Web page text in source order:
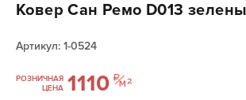
Ковер Сан Ремо D013
Артикул: 1-0524
РОЗНИЧНАЯ
ЦЕНА 1110